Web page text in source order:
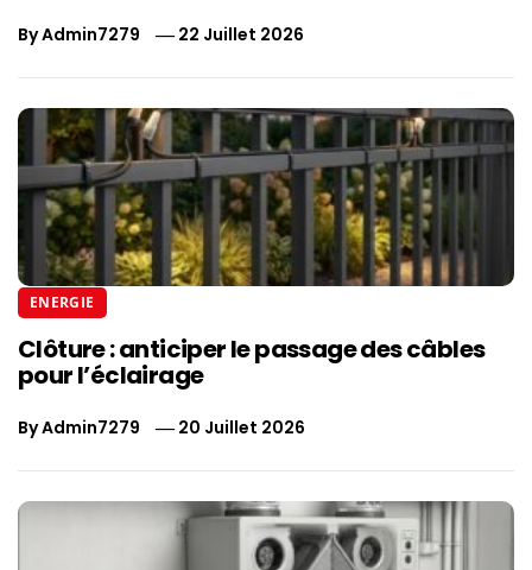
ByAdmin7279 22 Juillet 2026
ENERGIE
Clôture : anticiper le passage des câbles
pour l’éclairage
ByAdmin7279 20 Juillet 2026